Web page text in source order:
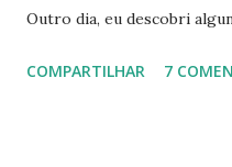
Outro dia, eu descobri
outros. Veja abaixo. 7
COMPARTILHAR 7